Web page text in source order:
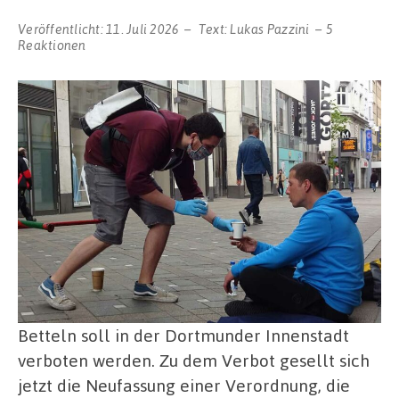
Veröffentlicht: 11. Juli 2026 Text:Lukas Pazzini
5
Reaktionen
Betteln soll in der Dortmunder Innenstadt
verboten werden. Zu dem Verbot gesellt sich
jetzt die Neufassung einer Verordnung, die